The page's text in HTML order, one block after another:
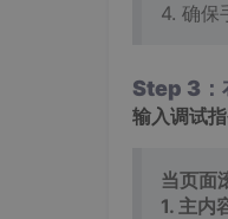
4. 确保
Step 3：
输入调试指
当页面
1. 主内